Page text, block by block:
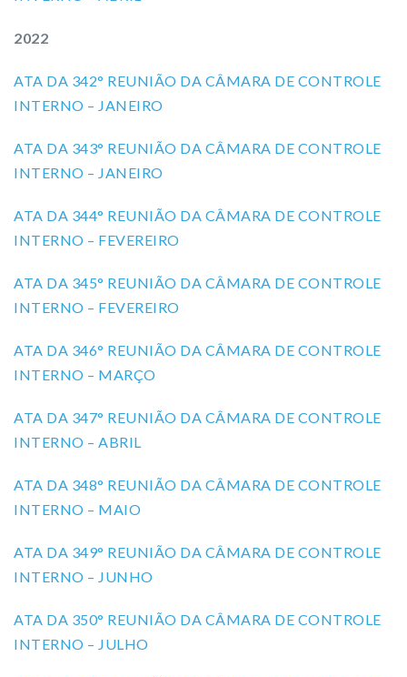
2022
ATA DA 342° REUNIÃO DA CÂMARA DE CONTROLE
INTERNO – JANEIRO
ATA DA 343° REUNIÃO DA CÂMARA DE CONTROLE
INTERNO – JANEIRO
ATA DA 344° REUNIÃO DA CÂMARA DE CONTROLE
INTERNO – FEVEREIRO
ATA DA 345° REUNIÃO DA CÂMARA DE CONTROLE
INTERNO – FEVEREIRO
ATA DA 346° REUNIÃO DA CÂMARA DE CONTROLE
INTERNO – MARÇO
ATA DA 347° REUNIÃO DA CÂMARA DE CONTROLE
INTERNO – ABRIL
ATA DA 348° REUNIÃO DA CÂMARA DE CONTROLE
INTERNO – MAIO
ATA DA 349° REUNIÃO DA CÂMARA DE CONTROLE
INTERNO – JUNHO
ATA DA 350° REUNIÃO DA CÂMARA DE CONTROLE
INTERNO – JULHO